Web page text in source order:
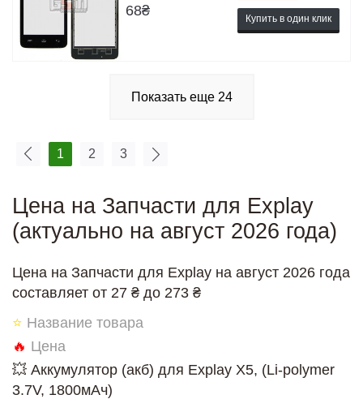
68₴ Купить в один клик
Показать еще 24
1 2 3
Цена на Запчасти для Explay
(актуально на август 2026 года)
Цена на Запчасти для Explay на август 2026 года
составляет от 27 ₴ до 273 ₴
⭐ Название товара
🔥 Цена
💥 Аккумулятор (акб) для Explay X5, (Li-polymer
3.7V, 1800мАч)